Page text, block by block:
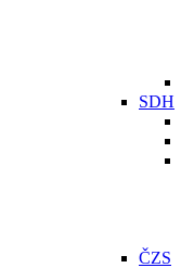
SDH
ČZS